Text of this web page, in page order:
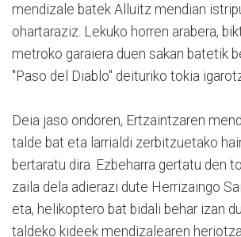
mendizale batek Alluitz mendian
ohartaraziz. Lekuko horren arabera,
metroko garaiera duen sakan batetik
"Paso del Diablo" deituriko tokia
Deia jaso ondoren, Ertzaintzaren
talde bat eta larrialdi zerbitzuetako
bertaratu dira. Ezbeharra gertatu den
zaila dela adierazi dute Herrizaingo
eta, helikoptero bat bidali behar izan
taldeko kideek mendizalearen